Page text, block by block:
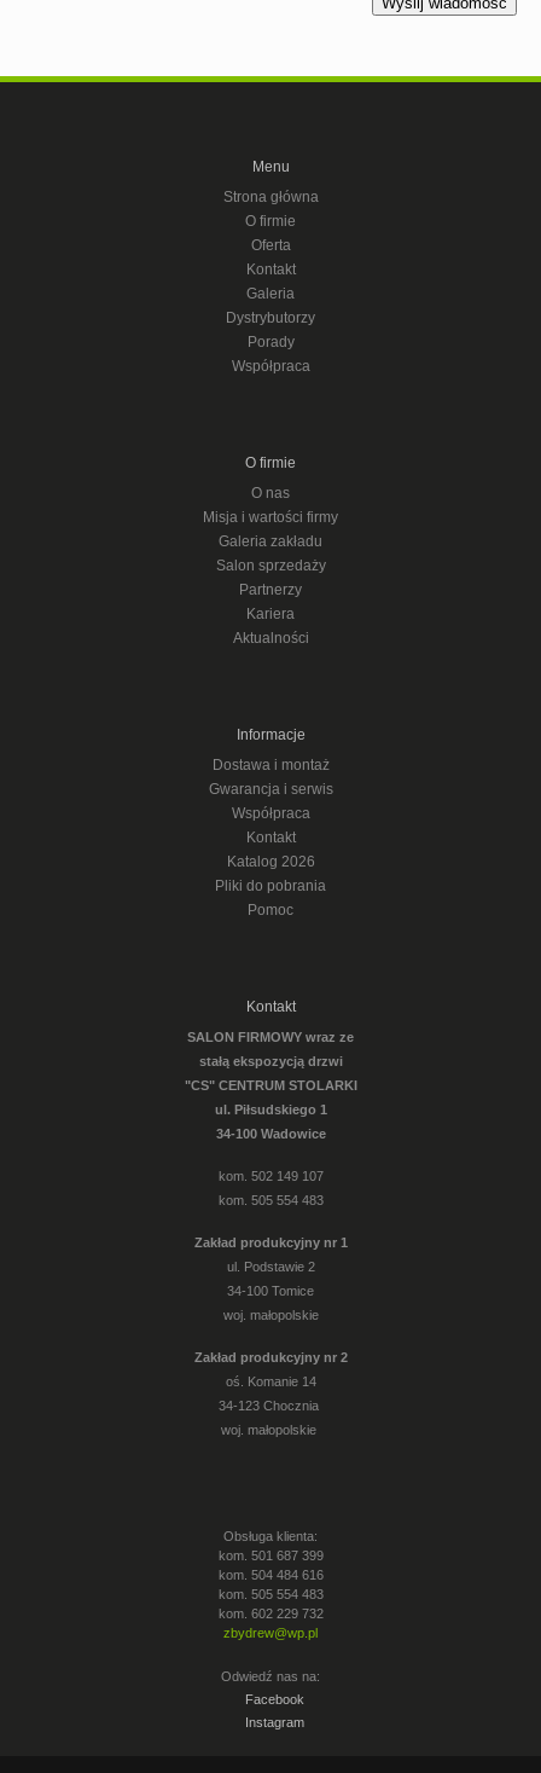
Menu
Strona główna
O firmie
Oferta
Kontakt
Galeria
Dystrybutorzy
Porady
Współpraca
O firmie
O nas
Misja i wartości firmy
Galeria zakładu
Salon sprzedaży
Partnerzy
Kariera
Aktualności
Informacje
Dostawa i montaż
Gwarancja i serwis
Współpraca
Kontakt
Katalog 2026
Pliki do pobrania
Pomoc
Kontakt
SALON FIRMOWY wraz ze
stałą ekspozycją drzwi
"CS" CENTRUM STOLARKI
ul. Piłsudskiego 1
34-100 Wadowice
kom. 502 149 107
kom. 505 554 483
Zakład produkcyjny nr 1
ul. Podstawie 2
34-100 Tomice
woj. małopolskie
Zakład produkcyjny nr 2
oś. Komanie 14
34-123 Chocznia
woj. małopolskie
Obsługa klienta:
kom. 501 687 399
kom. 504 484 616
kom. 505 554 483
kom. 602 229 732
zbydrew@wp.pl
Odwiedź nas na:
Facebook
Instagram